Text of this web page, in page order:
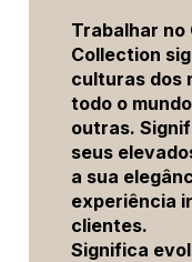
Trabalhar no
Collection
culturas dos
todo o
outras.
seus
a sua
experiência
clientes.
Significa